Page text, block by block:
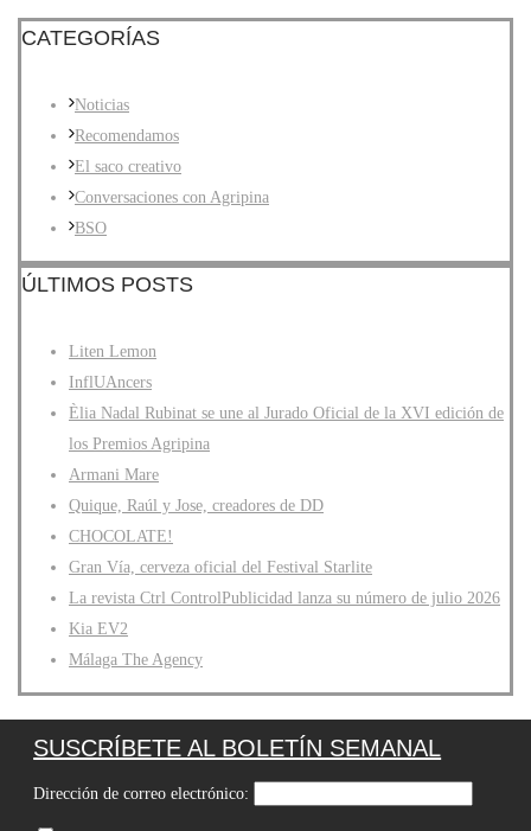
CATEGORÍAS
Noticias
Recomendamos
El saco creativo
Conversaciones con Agripina
BSO
ÚLTIMOS POSTS
Liten Lemon
InflUAncers
Èlia Nadal Rubinat se une al Jurado Oficial de la XVI edición de
los Premios Agripina
Armani Mare
Quique, Raúl y Jose, creadores de DD
CHOCOLATE!
Gran Vía, cerveza oficial del Festival Starlite
La revista Ctrl ControlPublicidad lanza su número de julio 2026
Kia EV2
Málaga The Agency
SUSCRÍBETE AL BOLETÍN SEMANAL
Dirección de correo electrónico: